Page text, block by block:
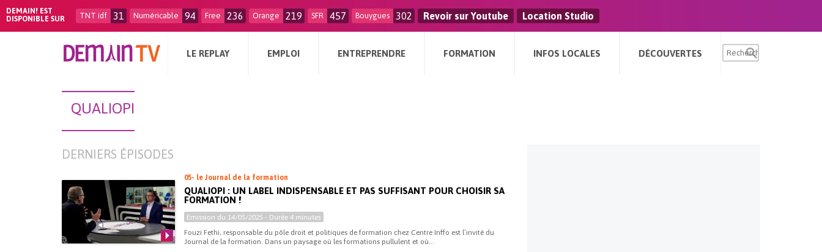
DEMAIN! EST
DISPONIBLE SUR
TNT idf 31 Numéricable 94 Free 236 Orange 219 SFR 457 Bouygues 302 Revoir sur Youtube Location Studio
LE REPLAY EMPLOI ENTREPRENDRE FORMATION INFOS LOCALES DÉCOUVERTES
QUALIOPI
DERNIERS ÉPISODES
05- le Journal de la formation
QUALIOPI : UN LABEL INDISPENSABLE ET PAS SUFFISANT POUR CHOISIR SA
FORMATION !
Emission du14/05/2025 - Durée4 minutes
Fouzi Fethi, responsable du pôle droit et politiques de formation chez Centre Inffo est l’invité du
Journal de la formation. Dans un paysage où les formations pullulent et où...